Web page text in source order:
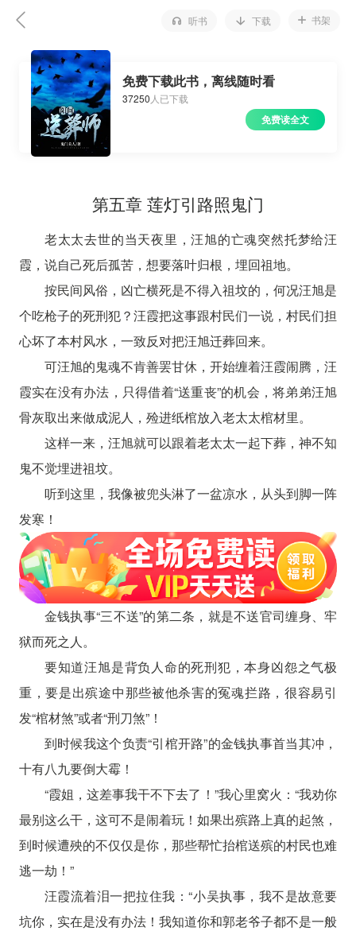
听书 下载 书架
免费下载此书，离线随时看
37250 人已下载
免费读全文
第五章 莲灯引路照鬼门
老太太去世的当天夜里，汪旭的亡魂突然托梦给汪
霞，说自己死后孤苦，想要落叶归根，埋回祖地。
按民间风俗，凶亡横死是不得入祖坟的，何况汪旭是
个吃枪子的死刑犯？汪霞把这事跟村民们一说，村民们担
心坏了本村风水，一致反对把汪旭迁葬回来。
可汪旭的鬼魂不肯善罢甘休，开始缠着汪霞闹腾，汪
霞实在没有办法，只得借着“送重丧”的机会，将弟弟汪旭
骨灰取出来做成泥人，殓进纸棺放入老太太棺材里。
这样一来，汪旭就可以跟着老太太一起下葬，神不知
鬼不觉埋进祖坟。
听到这里，我像被兜头淋了一盆凉水，从头到脚一阵
发寒！
金钱执事“三不送”的第二条，就是不送官司缠身、牢
狱而死之人。
要知道汪旭是背负人命的死刑犯，本身凶怨之气极
重，要是出殡途中那些被他杀害的冤魂拦路，很容易引
发“棺材煞”或者“刑刀煞”！
到时候我这个负责“引棺开路”的金钱执事首当其冲，
十有八九要倒大霉！
“霞姐，这差事我干不下去了！”我心里窝火：“我劝你
最别这么干，这可不是闹着玩！如果出殡路上真的起煞，
到时候遭殃的不仅仅是你，那些帮忙抬棺送殡的村民也难
逃一劫！”
汪霞流着泪一把拉住我：“小吴执事，我不是故意要
坑你，实在是没有办法！我知道你和郭老爷子都不是一般